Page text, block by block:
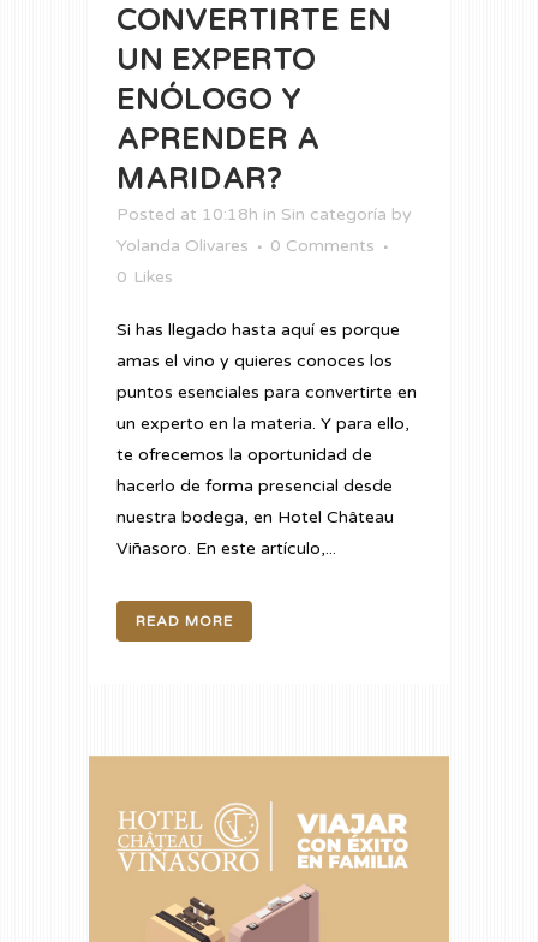
CONVERTIRTE EN
UN EXPERTO
ENÓLOGO Y
APRENDER A
MARIDAR?
Posted at 10:18h in Sin categoría by
Yolanda Olivares
0 Comments
0 Likes
Si has llegado hasta aquí es porque
amas el vino y quieres conoces los
puntos esenciales para convertirte en
un experto en la materia. Y para ello,
te ofrecemos la oportunidad de
hacerlo de forma presencial desde
nuestra bodega, en Hotel Château
Viñasoro. En este artículo,...
READ MORE